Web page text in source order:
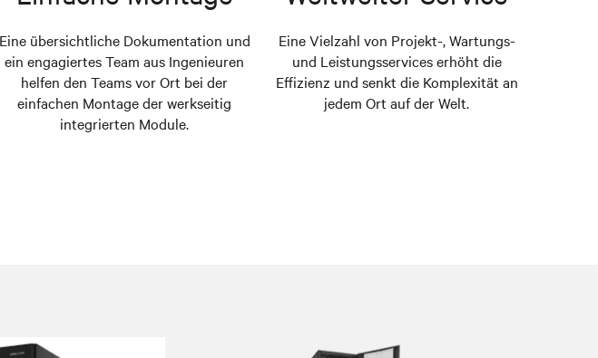
Eine übersichtliche Dokumentation und
ein engagiertes Team aus Ingenieuren
helfen den Teams vor Ort bei der
einfachen Montage der werkseitig
integrierten Module.
Eine Vielzahl von Projekt-, Wartungs-
und Leistungsservices erhöht die
Effizienz und senkt die Komplexität an
jedem Ort auf der Welt.